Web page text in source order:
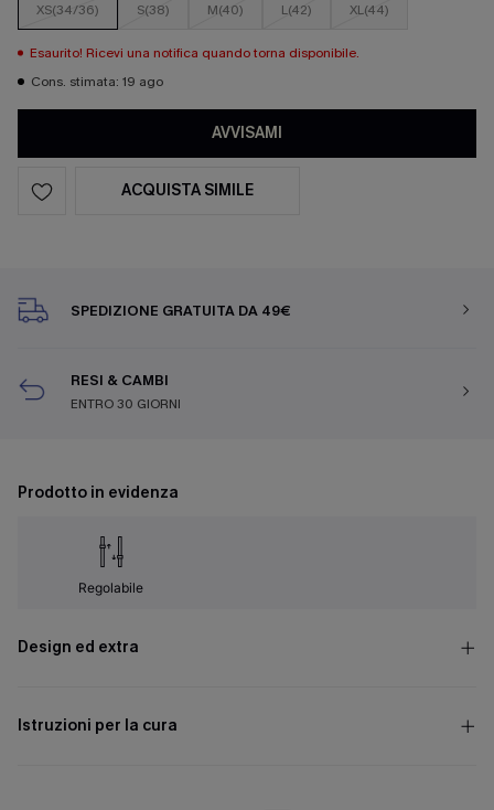
XS(34/36) S(38) M(40) L(42) XL(44)
Esaurito! Ricevi una notifica quando torna disponibile.
Cons. stimata: 19 ago
AVVISAMI
ACQUISTA SIMILE
SPEDIZIONE GRATUITA DA 49€
RESI & CAMBI
ENTRO 30 GIORNI
Prodotto in evidenza
Regolabile
Design ed extra
Istruzioni per la cura